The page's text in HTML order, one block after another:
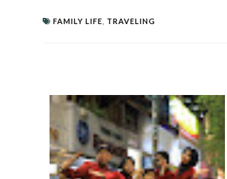
FAMILY LIFE TRAVELING